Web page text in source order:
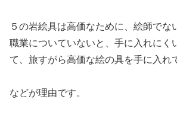
５の岩絵具は高価なために、絵師でな
職業についていないと、手に入れにく
て、旅すがら高価な絵の具を手に入れ
などが理由です。